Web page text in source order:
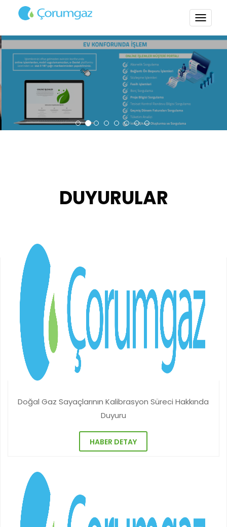
DUYURULAR
Doğal Gaz Sayaçlarının Kalibrasyon Süreci Hakkında
Duyuru
HABER DETAY